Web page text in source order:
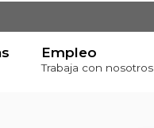
Empleo
Trabaja con nosotros